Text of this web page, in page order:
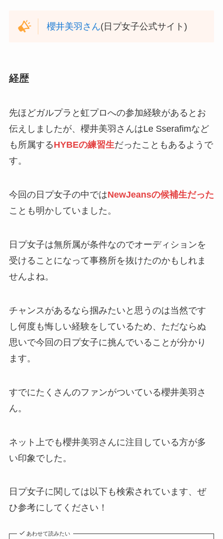
櫻井美羽さん(日プ女子公式サイト)
経歴
先ほどガルプラと虹プロへの参加経験があるとお
伝えしましたが、櫻井美羽さんはLe Sserafimなど
も所属するHYBEの練習生だったこともあるようで
す。
今回の日プ女子の中ではNewJeansの候補生だった
ことも明かしていました。
日プ女子は無所属が条件なのでオーディションを
受けることになって事務所を抜けたのかもしれま
せんよね。
チャンスがあるなら掴みたいと思うのは当然です
し何度も悔しい経験をしているため、ただならぬ
思いで今回の日プ女子に挑んでいることが分かり
ます。
すでにたくさんのファンがついている櫻井美羽さ
ん。
ネット上でも櫻井美羽さんに注目している方が多
い印象でした。
日プ女子に関しては以下も検索されています、ぜ
ひ参考にしてください！
あわせて読みたい